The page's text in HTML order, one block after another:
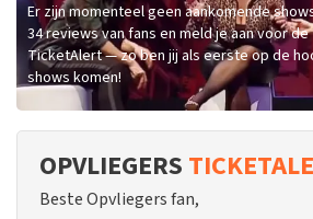
Er zijn momenteel geen aankomende
34 reviews van fans en meld je aan voor
TicketAlert — zo ben jij als eerste op de
shows komen!
OPVLIEGERS
Beste Opvliegers fan,